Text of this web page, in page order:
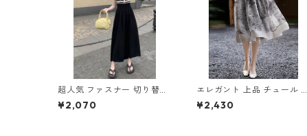
超人気 ファスナー 切り替え
ノースリーブ ワンピース m
-265
¥2,070
エレガント 上品 チュール プ
リントスカート m-342
¥2,430